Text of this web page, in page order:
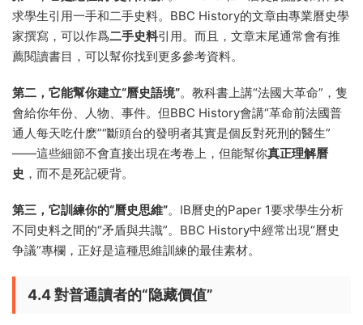
求學生引用一手和二手史料。BBC History的文章由專業曆史學
家撰寫，可以作爲二手史料引用。而且，文章末尾通常會有推
薦閱讀書目，可以幫你找到更多參考資料。
第二，它能幫你建立“曆史語境”。教科書上講“法國大革命”，隻
會給你年份、人物、事件。但BBC History會講“革命前法國普
通人每天吃什麽”“斷頭台的發明者其實是個反對死刑的醫生”
——這些細節不會直接出現在考卷上，但能幫你真正理解曆
史 ，而不是死記硬背。
第三，它訓練你的“曆史思維”。IB曆史的Paper 1要求學生分析
不同史料之間的“矛盾與共識”。BBC History中經常出現“曆史
争議”專欄，正好是這種思維訓練的最佳素材。
4.4 對普通讀者的“隐藏價值”